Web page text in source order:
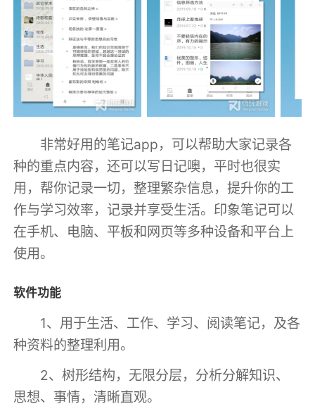
非常好用的笔记app，可以帮助大家记录各
种的重点内容，还可以写日记噢，平时也很实
用，帮你记录一切，整理繁杂信息，提升你的工
作与学习效率，记录并享受生活。印象笔记可以
在手机、电脑、平板和网页等多种设备和平台上
使用。
软件功能
1、用于生活、工作、学习、阅读笔记，及各
种资料的整理利用。
2、树形结构，无限分层，分析分解知识、
思想、事情，清晰直观。